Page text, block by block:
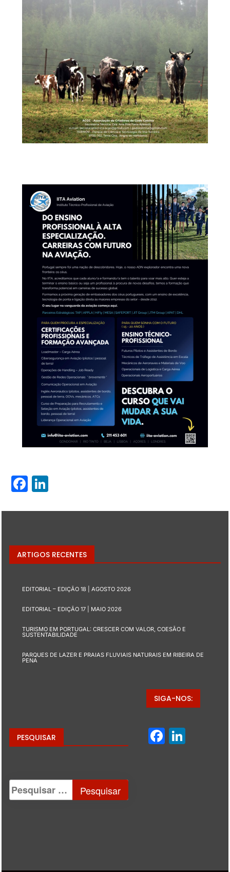
Facebook
ARTIGOS RECENTES
EDITORIAL – EDIÇÃO 18 | AGOSTO 2026
EDITORIAL – EDIÇÃO 17 | MAIO 2026
TURISMO EM PORTUGAL: CRESCER COM VALOR, COESÃO E
SUSTENTABILIDADE
PARQUES DE LAZER E PRAIAS FLUVIAIS NATURAIS EM RIBEIRA DE
PENA
PESQUISAR
SIGA-NOS: